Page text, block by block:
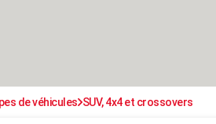
de véhicules SUV, 4x4 et crossovers